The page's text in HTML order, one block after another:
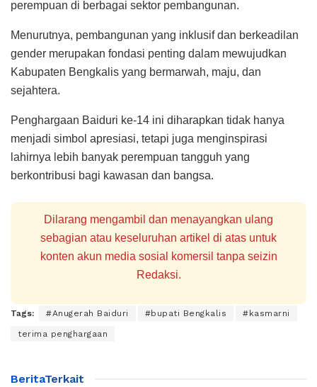
perempuan di berbagai sektor pembangunan.
Menurutnya, pembangunan yang inklusif dan berkeadilan
gender merupakan fondasi penting dalam mewujudkan
Kabupaten Bengkalis yang bermarwah, maju, dan
sejahtera.
Penghargaan Baiduri ke-14 ini diharapkan tidak hanya
menjadi simbol apresiasi, tetapi juga menginspirasi
lahirnya lebih banyak perempuan tangguh yang
berkontribusi bagi kawasan dan bangsa.
Dilarang mengambil dan menayangkan ulang
sebagian atau keseluruhan artikel di atas untuk
konten akun media sosial komersil tanpa seizin
Redaksi.
Tags: #Anugerah Baiduri #bupati Bengkalis #kasmarni
terima penghargaan
BeritaTerkait